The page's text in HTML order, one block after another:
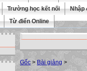
Trường học kết nối
Nhập
Từ điển Online
Gốc > Bài giảng >